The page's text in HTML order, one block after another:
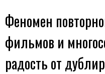
Феномен
фильмов и
радость от